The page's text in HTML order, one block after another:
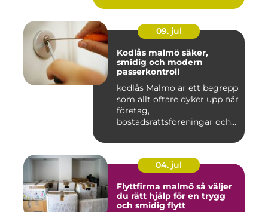
09. jul
Kodlås malmö säker,
smidig och modern
passerkontroll
kodlås Malmö är ett begrepp
som allt oftare dyker upp när
företag,
bostadsrättsföreningar och
04. jul
Flyttfirma malmö så väljer
du rätt hjälp för en trygg
och smidig flytt